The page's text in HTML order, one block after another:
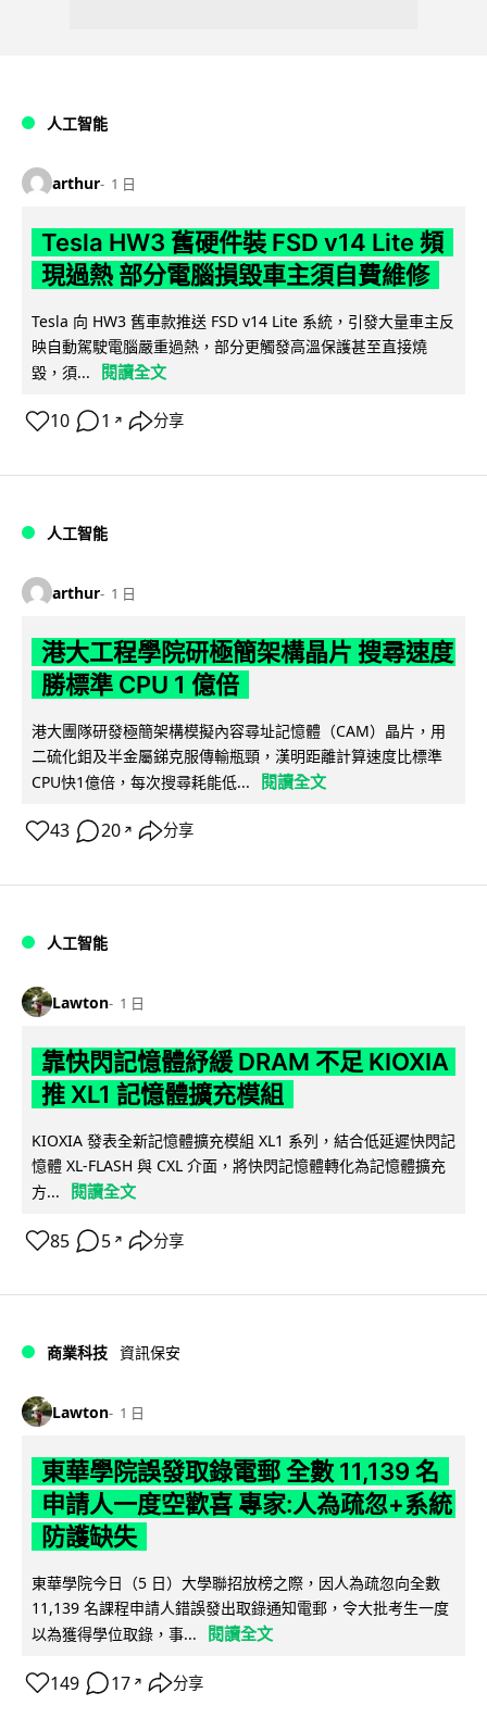
人工智能
arthur 1 日
Tesla HW3 舊硬件裝 FSD v14 Lite 頻
現過熱 部分電腦損毀車主須自費維修
Tesla 向 HW3 舊車款推送 FSD v14 Lite 系統，引發大量車主反
映自動駕駛電腦嚴重過熱，部分更觸發高溫保護甚至直接燒
毀，須...
閱讀全文
10 1 ↗ 分享
人工智能
arthur 1 日
港大工程學院研極簡架構晶片 搜尋速度
勝標準 CPU 1 億倍
港大團隊研發極簡架構模擬內容尋址記憶體（CAM）晶片，用
二硫化鉬及半金屬銻克服傳輸瓶頸，漢明距離計算速度比標準
CPU快1億倍，每次搜尋耗能低...
閱讀全文
43 20 ↗ 分享
人工智能
Lawton 1 日
靠快閃記憶體紓緩 DRAM 不足 KIOXIA
推 XL1 記憶體擴充模組
KIOXIA 發表全新記憶體擴充模組 XL1 系列，結合低延遲快閃記
憶體 XL-FLASH 與 CXL 介面，將快閃記憶體轉化為記憶體擴充
方...
閱讀全文
85 5 ↗ 分享
商業科技 資訊保安
Lawton 1 日
東華學院誤發取錄電郵 全數 11,139 名
申請人一度空歡喜 專家:人為疏忽+系統
防護缺失
東華學院今日（5 日）大學聯招放榜之際，因人為疏忽向全數
11,139 名課程申請人錯誤發出取錄通知電郵，令大批考生一度
以為獲得學位取錄，事...
閱讀全文
149 17 ↗ 分享